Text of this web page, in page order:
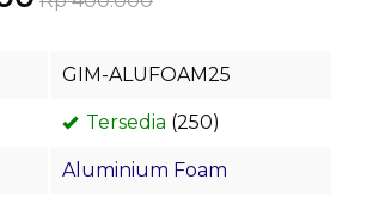
GIM-ALUFOAM25
Tersedia (250)
Aluminium Foam